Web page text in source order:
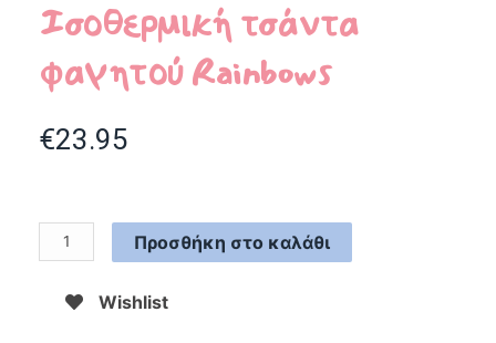
Ισοθερμική τσάντα
φαγητού Rainbows
€23.95
Προσθήκη στο καλάθι
Wishlist